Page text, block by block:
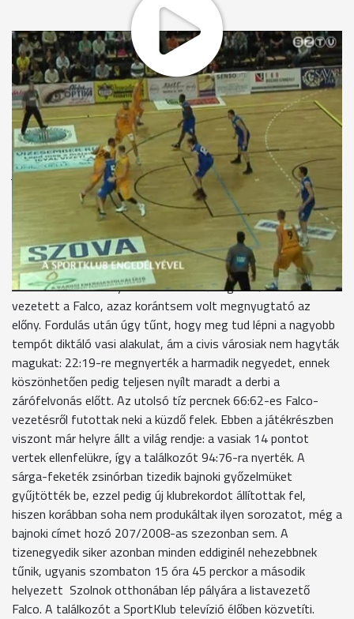
A kötelező győzelem elvárásával lépett pályára az NB I-es
kosárlabda pontvadászat listavezetője, a Falco az utolsó
előtti helyen álló Debrecen ellen az Aréna Savariában. A sárga-
feketék győzelmi esélyeit növelte az a tény, hogy Chad
Timberlake teljesen felépült sérüléséből, így csak a térdével
bajlódó Simon Lászlót volt kénytelen nélkülözni Bencze
Tamás vezetőedző. Ennek ellenére a hajdúságiak kezdték
jobban a derbit és Szabó Miklós találataira alapozva rendre
pár ponttal vezettek. A nyitónegyed utolsó pillanataiban
azonban Will Tamás dobott egy triplát, így a Falco
vonulhatott előnnyel az első kis szünetre. A játék képe a
második etapban sem változott: a szombathelyiek nem igen
találták a ritmust, a hősiesen küzdő debreceniek így ott
loholtak a hazaiak nyomában. A félidő végén 47:40-re
vezetett a Falco, azaz korántsem volt megnyugtató az
előny. Fordulás után úgy tűnt, hogy meg tud lépni a nagyobb
tempót diktáló vasi alakulat, ám a civis városiak nem hagyták
magukat: 22:19-re megnyerték a harmadik negyedet, ennek
köszönhetően pedig teljesen nyílt maradt a derbi a
zárófelvonás előtt. Az utolsó tíz percnek 66:62-es Falco-
vezetésről futottak neki a küzdő felek. Ebben a játékrészben
viszont már helyre állt a világ rendje: a vasiak 14 pontot
vertek ellenfelükre, így a találkozót 94:76-ra nyerték. A
sárga-feketék zsinórban tizedik bajnoki győzelmüket
gyűjtötték be, ezzel pedig új klubrekordot állítottak fel,
hiszen korábban soha nem produkáltak ilyen sorozatot, még a
bajnoki címet hozó 207/2008-as szezonban sem. A
tizenegyedik siker azonban minden eddiginél nehezebbnek
tűnik, ugyanis szombaton 15 óra 45 perckor a második
helyezett Szolnok otthonában lép pályára a listavezető
Falco. A találkozót a SportKlub televízió élőben közvetíti.